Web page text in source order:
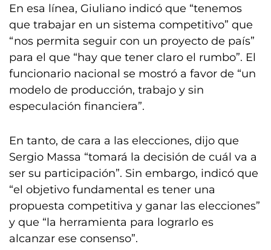
En esa línea, Giuliano indicó que “tenemos
que trabajar en un sistema competitivo” que
“nos permita seguir con un proyecto de país”
para el que “hay que tener claro el rumbo”. El
funcionario nacional se mostró a favor de “un
modelo de producción, trabajo y sin
especulación financiera”.
En tanto, de cara a las elecciones, dijo que
Sergio Massa “tomará la decisión de cuál va a
ser su participación”. Sin embargo, indicó que
“el objetivo fundamental es tener una
propuesta competitiva y ganar las elecciones”
y que “la herramienta para lograrlo es
alcanzar ese consenso”.